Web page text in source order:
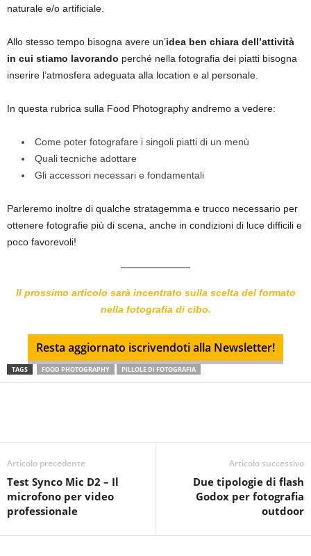
naturale e/o artificiale.
Allo stesso tempo bisogna avere un’idea ben chiara dell’attività
in cui stiamo lavorando perché nella fotografia dei piatti bisogna
inserire l’atmosfera adeguata alla location e al personale.
In questa rubrica sulla Food Photography andremo a vedere:
Come poter fotografare i singoli piatti di un menù
Quali tecniche adottare
Gli accessori necessari e fondamentali
Parleremo inoltre di qualche stratagemma e trucco necessario per
ottenere fotografie più di scena, anche in condizioni di luce difficili e
poco favorevoli!
Il prossimo articolo sarà incentrato sulla scelta del formato
nella fotografia di cibo.
Resta aggiornato iscrivendoti alla Newsletter!
TAGS FOOD PHOTOGRAPHY PILLOLE DI FOTOGRAFIA
Articolo precedente
Test Synco Mic D2 – Il
microfono per video
professionale
Articolo successivo
Due tipologie di flash
Godox per fotografia
outdoor